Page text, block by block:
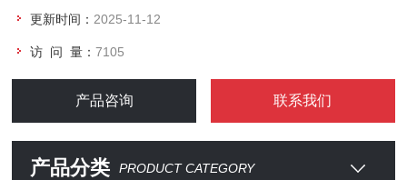
更新时间： 2025-11-12
访 问 量：7105
产品咨询 联系我们
产品分类 PRODUCT CATEGORY